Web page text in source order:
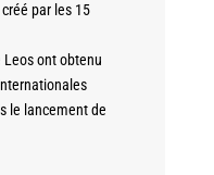
par les 15
Leos ont obtenu
le lancement de